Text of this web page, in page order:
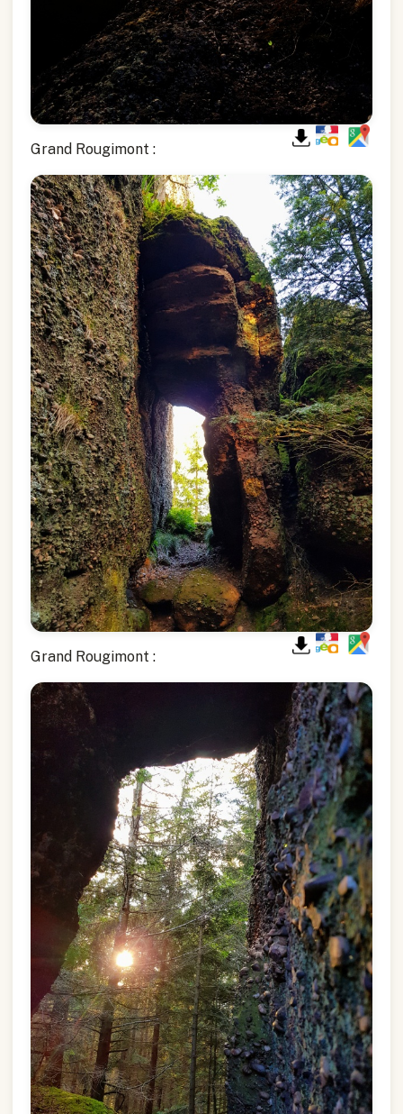
Grand Rougimont :
Grand Rougimont :